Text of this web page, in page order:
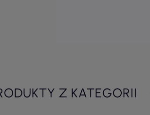
Z KATEGORII